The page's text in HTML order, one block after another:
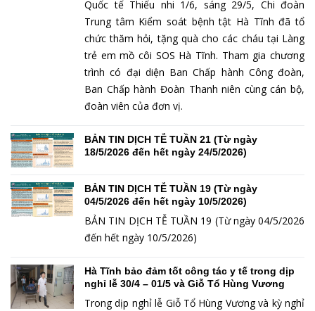
Quốc tế Thiếu nhi 1/6, sáng 29/5, Chi đoàn
Trung tâm Kiểm soát bệnh tật Hà Tĩnh đã tổ
chức thăm hỏi, tặng quà cho các cháu tại Làng
trẻ em mồ côi SOS Hà Tĩnh. Tham gia chương
trình có đại diện Ban Chấp hành Công đoàn,
Ban Chấp hành Đoàn Thanh niên cùng cán bộ,
đoàn viên của đơn vị.
BẢN TIN DỊCH TỄ TUẦN 21 (Từ ngày
18/5/2026 đến hết ngày 24/5/2026)
BẢN TIN DỊCH TỄ TUẦN 19 (Từ ngày
04/5/2026 đến hết ngày 10/5/2026)
BẢN TIN DỊCH TỄ TUẦN 19 (Từ ngày 04/5/2026
đến hết ngày 10/5/2026)
Hà Tĩnh bảo đảm tốt công tác y tế trong dịp
nghỉ lễ 30/4 – 01/5 và Giỗ Tổ Hùng Vương
Trong dịp nghỉ lễ Giỗ Tổ Hùng Vương và kỳ nghỉ